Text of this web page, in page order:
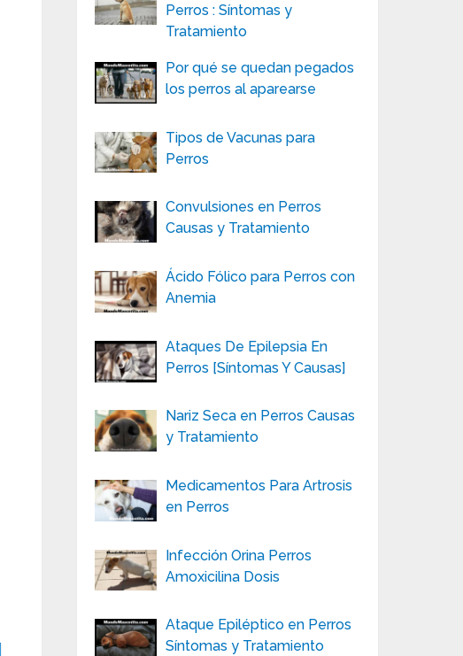
Perros : Síntomas y
Tratamiento
Por qué se quedan pegados
los perros al aparearse
Tipos de Vacunas para
Perros
Convulsiones en Perros
Causas y Tratamiento
Ácido Fólico para Perros con
Anemia
Ataques De Epilepsia En
Perros [Síntomas Y Causas]
Nariz Seca en Perros Causas
y Tratamiento
Medicamentos Para Artrosis
en Perros
Infección Orina Perros
Amoxicilina Dosis
Ataque Epiléptico en Perros
Síntomas y Tratamiento